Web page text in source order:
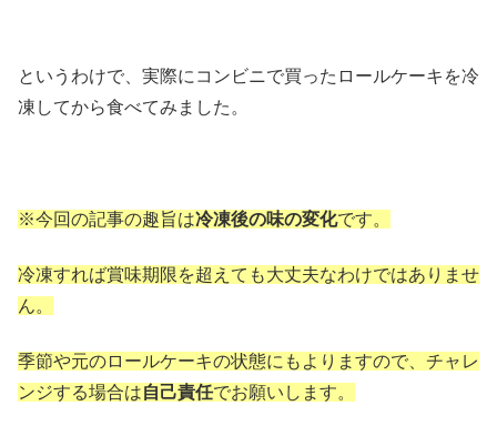
というわけで、実際にコンビニで買ったロールケーキを冷
凍してから食べてみました。
※今回の記事の趣旨は冷凍後の味の変化です。
冷凍すれば賞味期限を超えても大丈夫なわけではありませ
ん。
季節や元のロールケーキの状態にもよりますので、チャレ
ンジする場合は自己責任でお願いします。